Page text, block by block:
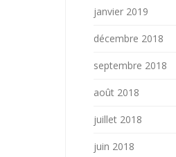
janvier 2019
décembre 2018
septembre 2018
août 2018
juillet 2018
juin 2018